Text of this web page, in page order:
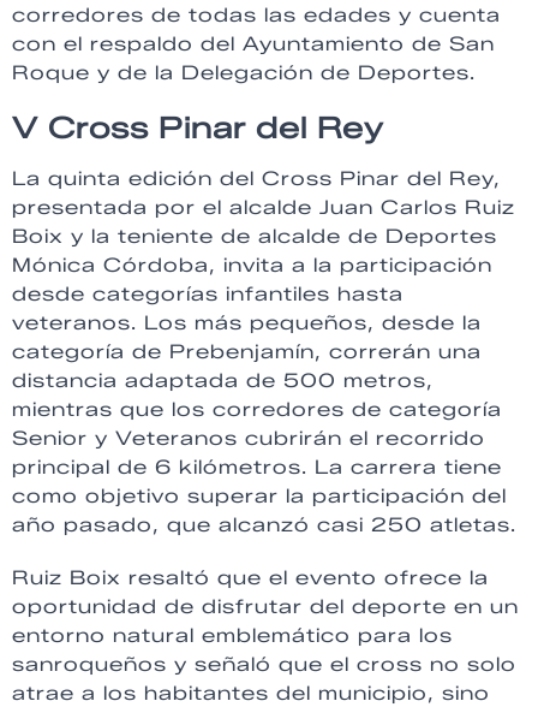
corredores de todas las edades y cuenta
con el respaldo del Ayuntamiento de San
Roque y de la Delegación de Deportes.
V Cross Pinar del Rey
La quinta edición del Cross Pinar del Rey,
presentada por el alcalde Juan Carlos Ruiz
Boix y la teniente de alcalde de Deportes
Mónica Córdoba, invita a la participación
desde categorías infantiles hasta
veteranos. Los más pequeños, desde la
categoría de Prebenjamín, correrán una
distancia adaptada de 500 metros,
mientras que los corredores de categoría
Senior y Veteranos cubrirán el recorrido
principal de 6 kilómetros. La carrera tiene
como objetivo superar la participación del
año pasado, que alcanzó casi 250 atletas.
Ruiz Boix resaltó que el evento ofrece la
oportunidad de disfrutar del deporte en un
entorno natural emblemático para los
sanroqueños y señaló que el cross no solo
atrae a los habitantes del municipio, sino